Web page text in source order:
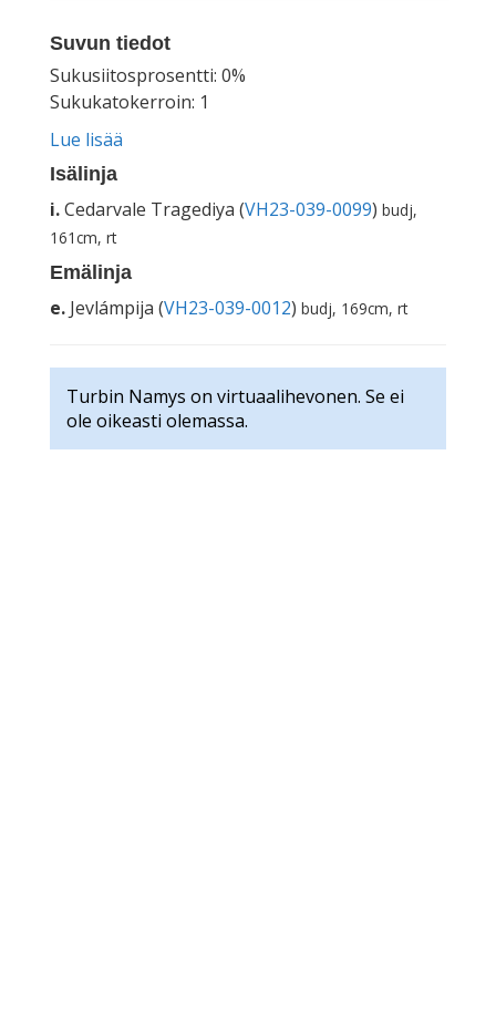
Suvun tiedot
Sukusiitosprosentti: 0%
Sukukatokerroin: 1
Lue lisää
Isälinja
i.Cedarvale Tragediya (VH23-039-0099) budj,
161cm, rt
Emälinja
e. Jevlámpija (VH23-039-0012) budj, 169cm, rt
Turbin Namys on virtuaalihevonen. Se ei
ole oikeasti olemassa.